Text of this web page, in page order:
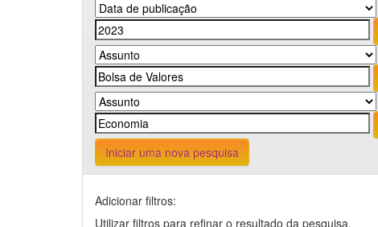
Iniciar uma nova pesquisa
Adicionar filtros:
Utilizar filtros para refinar o resultado da pesquisa.